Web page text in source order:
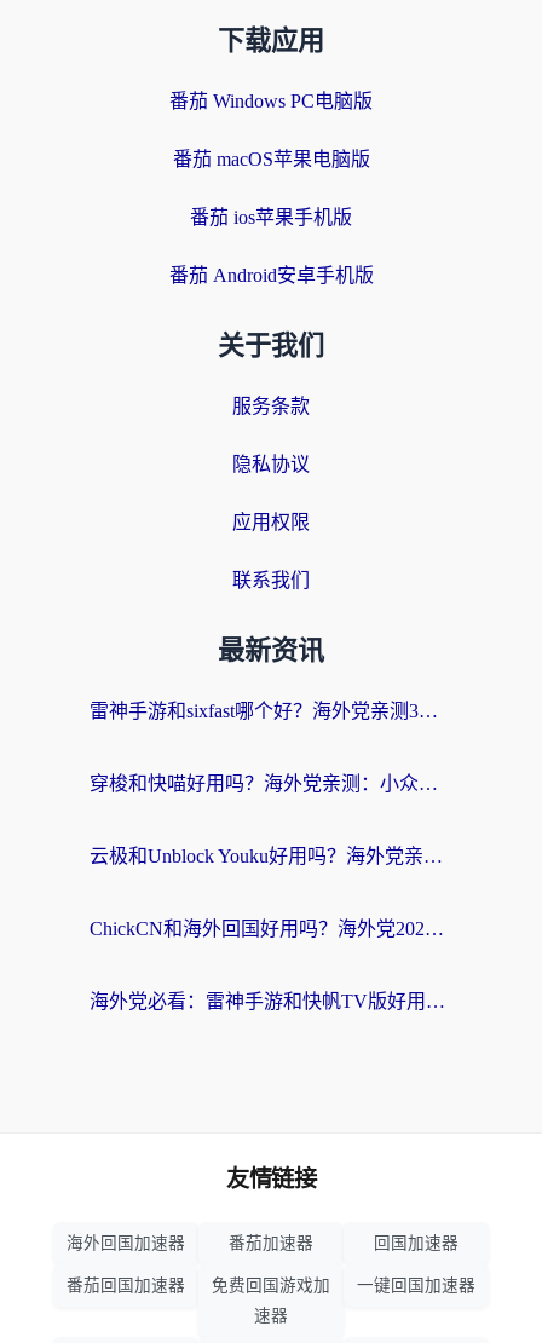
下载应用
番茄 Windows PC电脑版
番茄 macOS苹果电脑版
番茄 ios苹果手机版
番茄 Android安卓手机版
关于我们
服务条款
隐私协议
应用权限
联系我们
最新资讯
雷神手游和sixfast哪个好？海外党亲测3款回国加速器，教你选对不踩坑
穿梭和快喵好用吗？海外党亲测：小众加速器对比+番茄加速器深度体验
云极和Unblock Youku好用吗？海外党亲测+2026回国加速器避坑指南
ChickCN和海外回国好用吗？海外党2026亲测：从手游到影音，选对加速器的3个关键
海外党必看：雷神手游和快帆TV版好用吗？3步选对回国加速器不踩坑
友情链接
海外回国加速器 番茄加速器 回国加速器
番茄回国加速器
免费回国游戏加
速器
一键回国加速器